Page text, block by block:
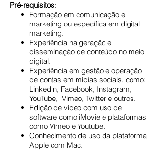
Pré-requisitos:
Formação em comunicação e
marketing ou específica em digital
marketing.
Experiência na geração e
disseminação de conteúdo no meio
digital.
Experiência em gestão e operação
de contas em mídias sociais, como:
LinkedIn, Facebook, Instagram,
YouTube, Vimeo, Twitter e outros.
Edição de vídeo com uso de
software como iMovie e plataformas
como Vimeo e Youtube.
Conhecimento de uso da plataforma
Apple com Mac.